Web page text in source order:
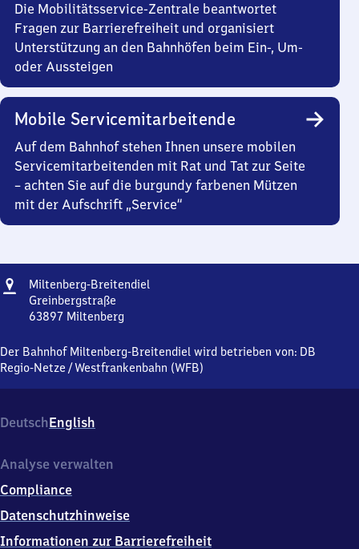
Die Mobilitätsservice-Zentrale beantwortet
Fragen zur Barrierefreiheit und organisiert
Unterstützung an den Bahnhöfen beim Ein-, Um-
oder Aussteigen
Mobile Servicemitarbeitende
Auf dem Bahnhof stehen Ihnen unsere mobilen
Servicemitarbeitenden mit Rat und Tat zur Seite
– achten Sie auf die burgundy farbenen Mützen
mit der Aufschrift „Service“
Adresse
Miltenberg-Breitendiel
Greinbergstraße
63897 Miltenberg
Breitendiel,
Greinbergstraße,
9
Miltenberg
Der Bahnhof Miltenberg-Breitendiel wird betrieben von: DB
Regio-Netze /Westfrankenbahn (WFB)
DeutschEnglish
Analyse verwalten
Compliance
Datenschutzhinweise
Informationen zur Barrierefreiheit